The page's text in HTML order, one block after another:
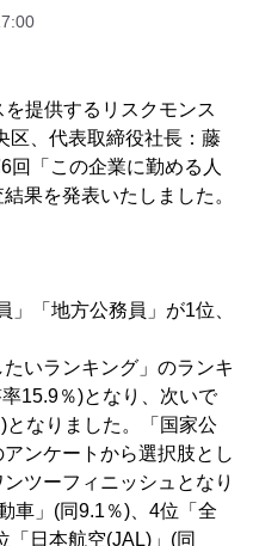
提供するリスクモンス
区、代表取締役社長：藤
回「この企業に勤める人
果を発表いたしました。
」「地方公務員」が1位、
いランキング」のランキ
15.9％)となり、次いで
となりました。「国家公
ンケートから選択肢とし
ツーフィニッシュとなり
車」(同9.1％)、4位「全
「日本航空(JAL)」(同